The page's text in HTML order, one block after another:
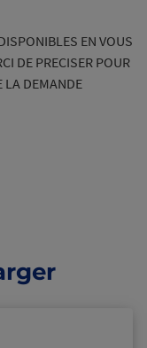
EN VOUS
DE PRECISER POUR
LA DEMANDE